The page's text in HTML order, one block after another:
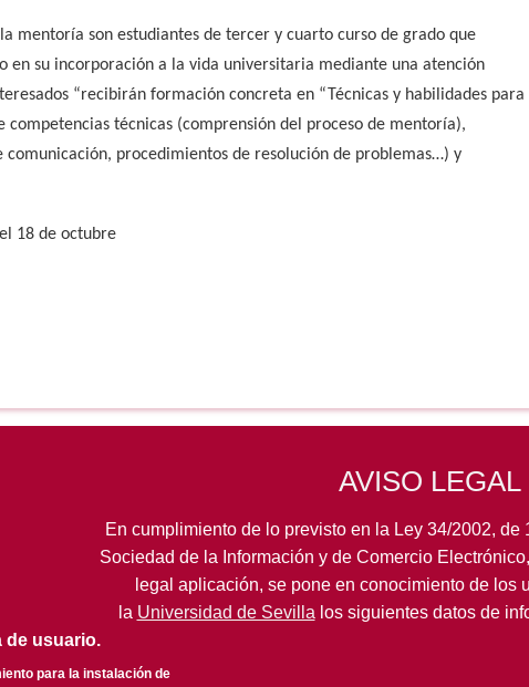
mentoría son estudiantes de tercer y cuarto curso de grado que
su incorporación a la vida universitaria mediante una atención
“recibirán formación concreta en “Técnicas y habilidades para
técnicas (comprensión del proceso de mentoría),
procedimientos de resolución de problemas…) y
18 de octubre
AVISO LEGAL
En cumplimiento de lo previsto en la Ley 34/2002, de
Sociedad de la Información y de Comercio
legal aplicación, se pone en conocimiento de los
la Universidad de Sevilla los siguientes datos de
de usuario.
para la instalación de